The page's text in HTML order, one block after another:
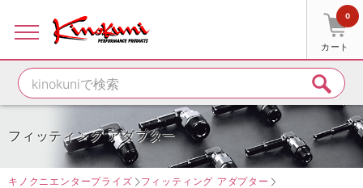
カート
0
フィッティング アダプター
キノクニエンタープライズ
フィッティング アダプター